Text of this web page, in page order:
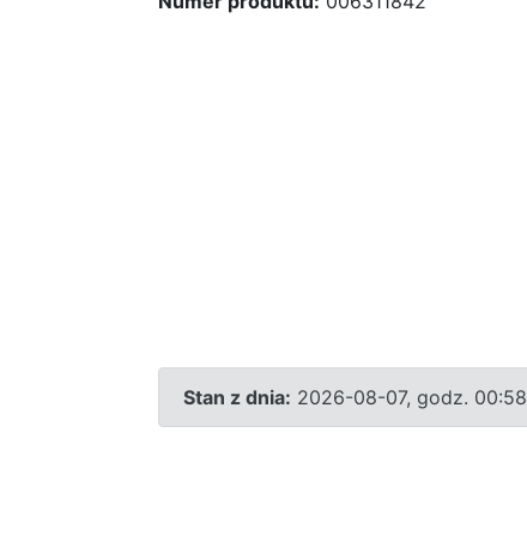
Stan z dnia: 2026-08-07, godz. 00:58